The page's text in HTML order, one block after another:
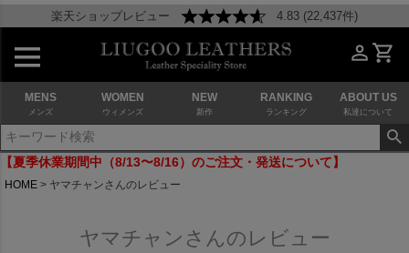
楽天ショップレビュー 4.83 (22,437件)
MENS
メンズ
WOMEN
ウィメンズ
NEW
新作
RANKING
ランキング
ABOUT US
私達について
【夏季休業期間中（8/13〜8/16）のご注文・発送について】
HOME ヤマチャンさんのレビュー
ヤマチャンさんのレビュー